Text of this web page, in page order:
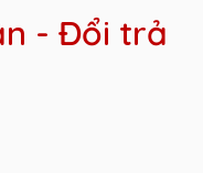
- Đổi trả